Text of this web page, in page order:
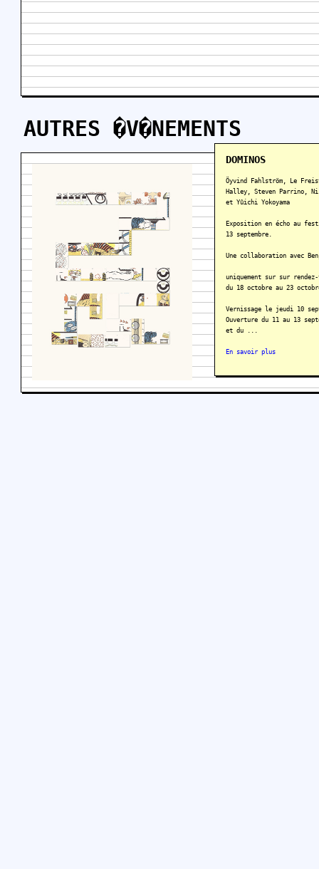
AUTRES �V�NEMENTS
DOMINOS
Öyvind Fahlström, Le
Halley, Steven Parrino,
et Yûichi Yokoyama
Exposition en écho au
13 septembre.
Une collaboration avec
uniquement sur sur rendez-
du 18 octobre au 23
Vernissage le jeudi 10
Ouverture du 11 au 13
et du ...
En savoir plus